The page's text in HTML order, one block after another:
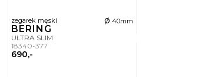
zegarek męski ø 40mm
BERING
ULTRA SLIM
18340-377
690,-